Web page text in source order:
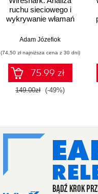
ruchu sieciowego i
wykrywanie włamań
Adam Józefiok
(74,50 zł najniższa cena z 30 dni)
75.99 zł
149.00zł (-49%)